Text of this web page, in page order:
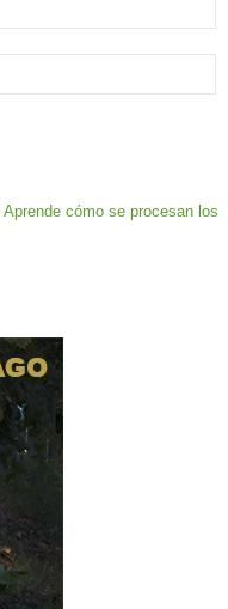
Aprende cómo se procesan los